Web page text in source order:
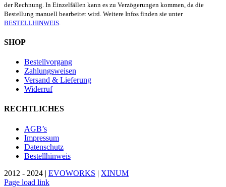
der Rechnung. In Einzelfällen kann es zu Verzögerungen kommen, da die
Bestellung manuell bearbeitet wird. Weitere Infos finden sie unter
BESTELLHINWEIS
SHOP
Bestellvorgang
Zahlungsweisen
Versand & Lieferung
Widerruf
RECHTLICHES
AGB’s
Impressum
Datenschutz
Bestellhinweis
2012 - 2024 | EVOWORKS | XINUM
Page load link